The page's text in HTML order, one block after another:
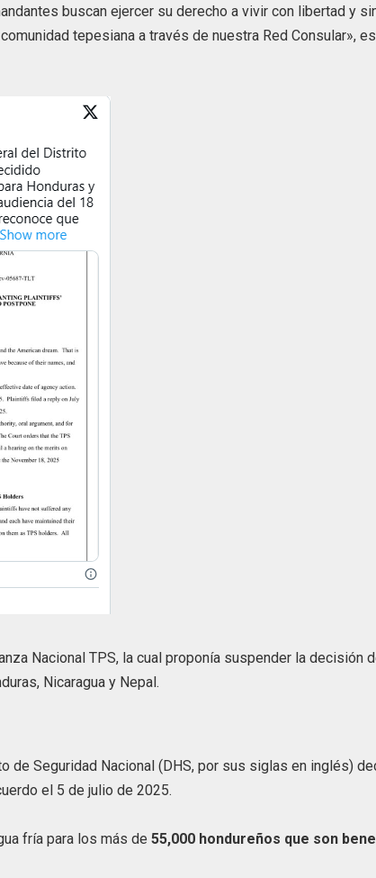
buscan ejercer su derecho a vivir con libertad y
tepesiana a través de nuestra Red Consular»,
Nacional TPS, la cual proponía suspender la decisión
Nicaragua y Nepal.
de Seguridad Nacional (DHS, por sus siglas en inglés)
el 5 de julio de 2025.
fría para los más de55,000 hondureños que son